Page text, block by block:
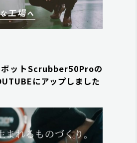
ボットScrubber50Proの
にアップしました